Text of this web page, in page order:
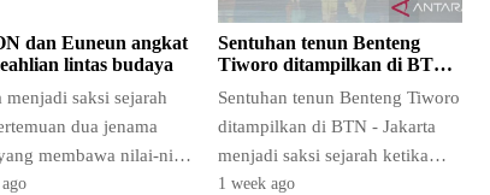
dan Euneun angkat
lintas budaya
menjadi saksi sejarah
dua jenama
membawa nilai-nilai
dari benua berbeda.
Sentuhan tenun Benteng
Tiworo ditampilkan di BTN
Sentuhan tenun Benteng Tiworo
ditampilkan di BTN - Jakarta
menjadi saksi sejarah ketika
kain tenun khas Sulawesi
1 week ago